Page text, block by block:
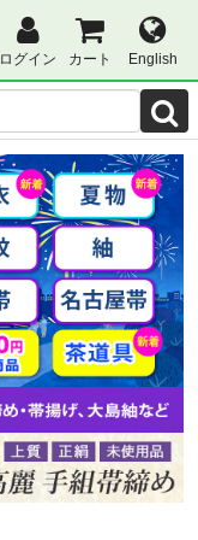
ログイン カート English